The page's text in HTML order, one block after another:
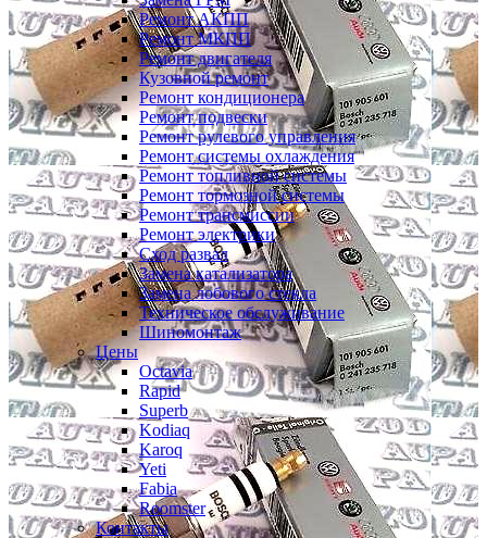
Ремонт АКПП
Ремонт МКПП
Ремонт двигателя
Кузовной ремонт
Ремонт кондиционера
Ремонт подвески
Ремонт рулевого управления
Ремонт системы охлаждения
Ремонт топливной системы
Ремонт тормозной системы
Ремонт трансмиссии
Ремонт электрики
Сход развал
Замена катализатора
Замена лобового стекла
Техническое обслуживание
Шиномонтаж
Цены
Octavia
Rapid
Superb
Kodiaq
Karoq
Yeti
Fabia
Roomster
Контакты